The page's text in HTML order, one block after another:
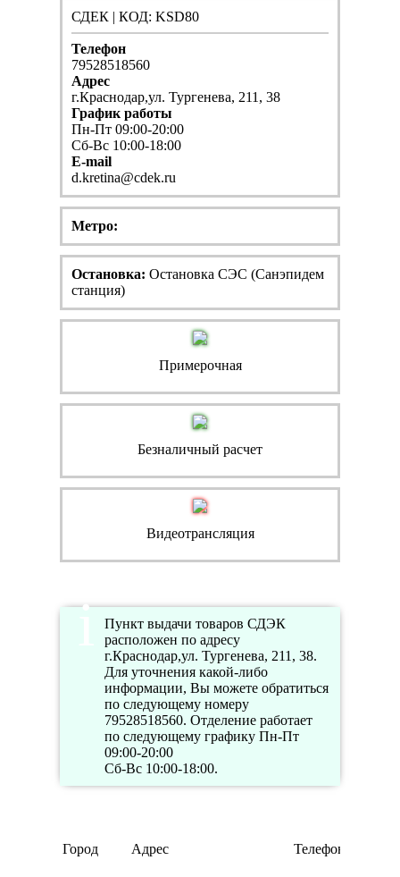
СДЕК | КОД: KSD80
Телефон
79528518560
Адрес
г.Краснодар,ул. Тургенева, 211, 38
График работы
Пн-Пт 09:00-20:00
Сб-Вс 10:00-18:00
E-mail
d.kretina@cdek.ru
Метро:
Остановка: Остановка СЭС (Санэпидем
станция)
Примерочная
Безналичный расчет
Видеотрансляция
Пункт выдачи товаров СДЭК
расположен по адресу
г.Краснодар,ул. Тургенева, 211, 38.
Для уточнения какой-либо
информации, Вы можете обратиться
по следующему номеру
79528518560. Отделение работает
по следующему графику Пн-Пт
09:00-20:00
Сб-Вс 10:00-18:00.
Город Адрес Телефон